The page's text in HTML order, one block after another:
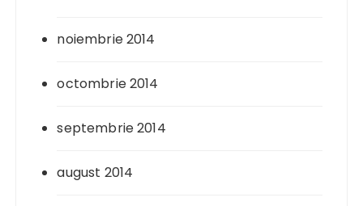
noiembrie 2014
octombrie 2014
septembrie 2014
august 2014